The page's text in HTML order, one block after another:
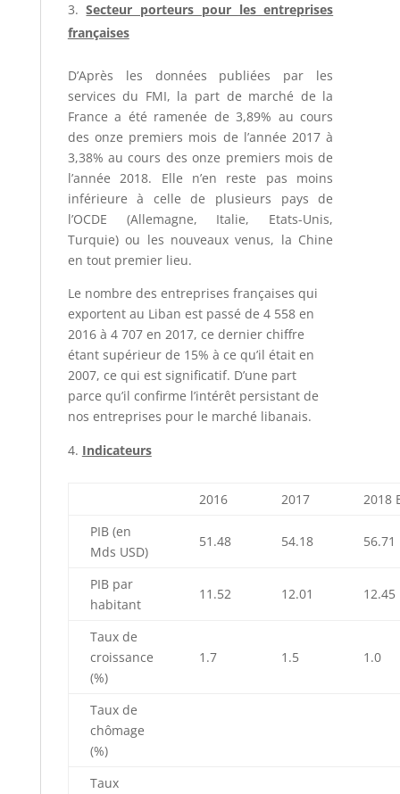
Secteur porteurs pour les entreprises
françaises
D’Après les données publiées par les
services du FMI, la part de marché de la
France a été ramenée de 3,89% au cours
des onze premiers mois de l’année 2017 à
3,38% au cours des onze premiers mois de
l’année 2018. Elle n’en reste pas moins
inférieure à celle de plusieurs pays de
l’OCDE (Allemagne, Italie, Etats-Unis,
Turquie) ou les nouveaux venus, la Chine
en tout premier lieu.
Le nombre des entreprises françaises qui
exportent au Liban est passé de 4 558 en
2016 à 4 707 en 2017, ce dernier chiffre
étant supérieur de 15% à ce qu’il était en
2007, ce qui est significatif. D’une part
parce qu’il confirme l’intérêt persistant de
nos entreprises pour le marché libanais.
Indicateurs
2016 2017
2018
PIB (en
Mds USD)
51.48 54.18 56.71
PIB par
habitant
11.52 12.01 12.45
Taux de
croissance
(%)
1.7 1.5 1.0
Taux de
chômage
(%)
Taux